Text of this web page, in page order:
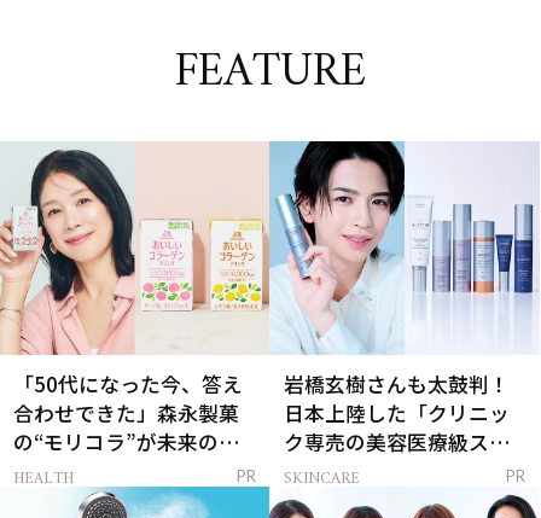
FEATURE
「50代になった今、答え
合わせできた」森永製菓
の“モリコラ”が未来のキ
レイを連れてくる！
HEALTH PR
岩橋玄樹さんも太鼓判！
日本上陸した「クリニッ
ク専売の美容医療級スキ
ンケア」
SKINCARE PR